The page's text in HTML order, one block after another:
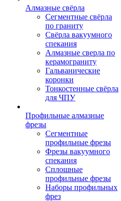
Алмазные свёрла
Сегментные свёрла
по граниту
Свёрла вакуумного
спекания
Алмазные сверла по
керамограниту
Гальванические
коронки
Тонкостенные свёрла
для ЧПУ
Профильные алмазные
фрезы
Сегментные
профильные фрезы
Фрезы вакуумного
спекания
Сплошные
профильные фрезы
Наборы профильных
фрез